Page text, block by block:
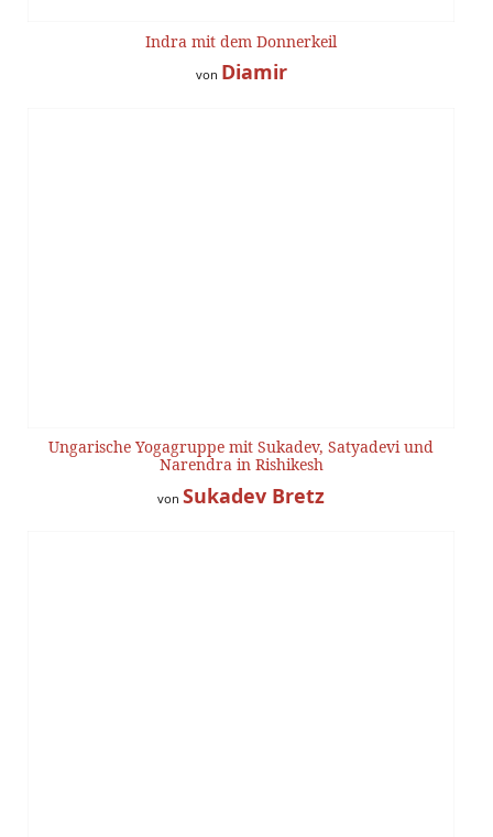
Indra mit dem Donnerkeil
von Diamir
Ungarische Yogagruppe mit Sukadev, Satyadevi und
Narendra in Rishikesh
von Sukadev Bretz